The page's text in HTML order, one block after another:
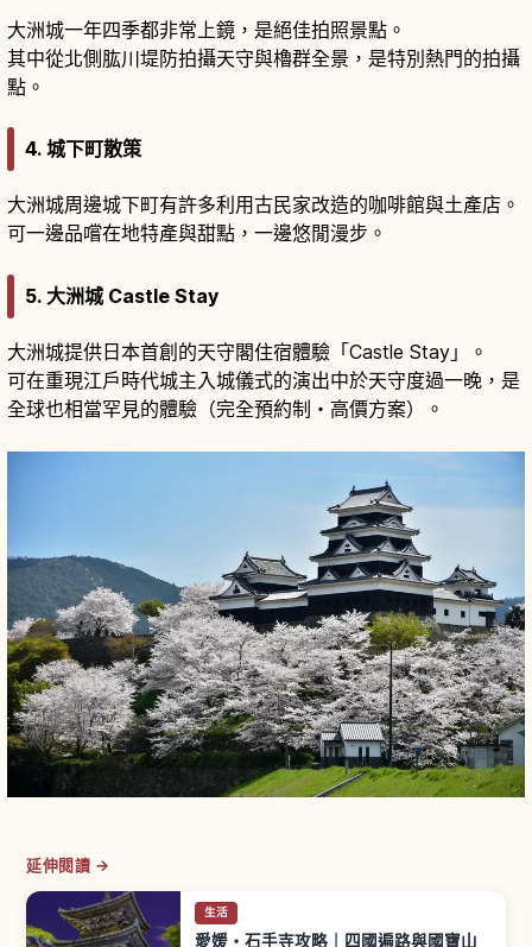
大洲城一年四季都非常上鏡，是絕佳拍照景點。
其中從北側肱川堤防拍攝天守與櫓群全景，是特別熱門的拍攝
點。
4. 城下町散策
大洲城周邊城下町有許多利用古民家改造的咖啡館與土產店。
可一邊品嚐在地特產與甜點，一邊悠閒漫步。
5. 大洲城 Castle Stay
大洲城提供日本首創的天守閣住宿體驗「Castle Stay」。
可在重現江戶時代城主入城儀式的演出中於天守度過一晚，是
全球也相當罕見的體驗（完全預約制・高價方案）。
延伸閱讀 →
生活
愛媛・石手寺攻略｜四國遍路與國寶山